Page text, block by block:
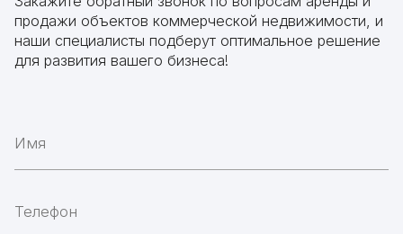
продажи объектов коммерческой недвижимости, и
наши специалисты подберут оптимальное решение
для развития вашего бизнеса!